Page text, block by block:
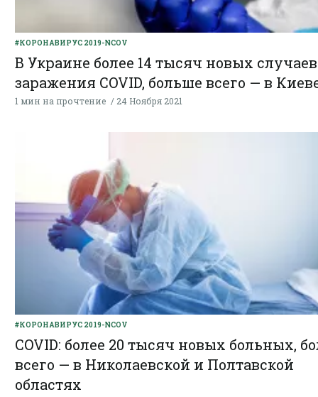
#КОРОНАВИРУС 2019-NCOV
В Украине более 14 тысяч новых случаев
заражения COVID, больше всего — в
1 мин на прочтение 24 Ноября 2021
#КОРОНАВИРУС 2019-NCOV
COVID: более 20 тысяч новых больных,
всего — в Николаевской и Полтавской
областях